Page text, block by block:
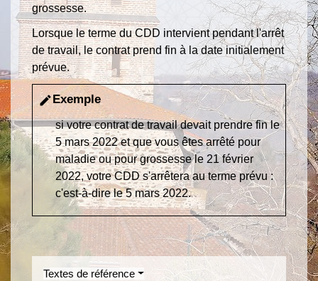
grossesse.
Lorsque le terme du CDD intervient pendant l'arrêt
de travail, le contrat prend fin à la date initialement
prévue.
editExemple
si votre contrat de travail devait prendre fin le
5 mars 2022 et que vous êtes arrêté pour
maladie ou pour grossesse le 21 février
2022, votre CDD s'arrêtera au terme prévu :
c'est-à-dire le 5 mars 2022.
Textes de référence